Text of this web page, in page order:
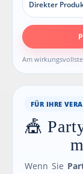
Direkter
Am
FÜR IHRE
🎪
Wenn Sie